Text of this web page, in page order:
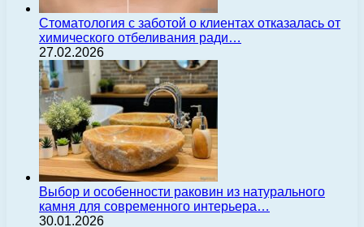
Стоматология с заботой о клиентах отказалась от
химического отбеливания ради…
27.02.2026
Выбор и особенности раковин из натурального
камня для современного интерьера…
30.01.2026